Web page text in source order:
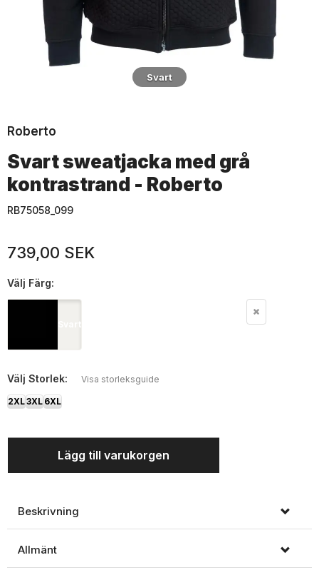
Svart
Roberto
Svart sweatjacka med grå
kontrastrand - Roberto
RB75058_099
739,00 SEK
Välj Färg:
Svart
Välj Storlek: Visa storleksguide
2XL3XL 6XL
Lägg till varukorgen
Beskrivning
Allmänt